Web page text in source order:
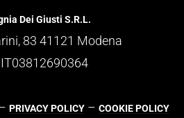
Dei Giusti S.R.L.
83 41121 Modena
IT03812690364
PRIVACY POLICY – COOKIE POLICY